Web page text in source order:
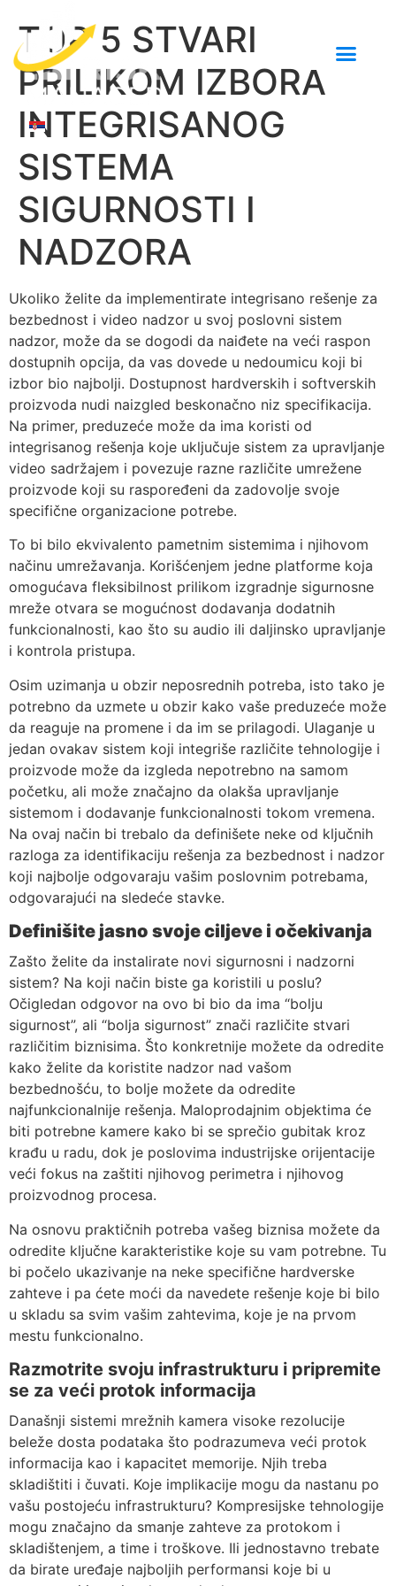
TOP 5 STVARI
PRILIKOM IZBORA
INTEGRISANOG
SISTEMA
SIGURNOSTI I
NADZORA
Ukoliko želite da implementirate integrisano rešenje za
bezbednost i video nadzor u svoj poslovni sistem
nadzor, može da se dogodi da naiđete na veći raspon
dostupnih opcija, da vas dovede u nedoumicu koji bi
izbor bio najbolji. Dostupnost hardverskih i softverskih
proizvoda nudi naizgled beskonačno niz specifikacija.
Na primer, preduzeće može da ima koristi od
integrisanog rešenja koje uključuje sistem za upravljanje
video sadržajem i povezuje razne različite umrežene
proizvode koji su raspoređeni da zadovolje svoje
specifične organizacione potrebe.
To bi bilo ekvivalento pametnim sistemima i njihovom
načinu umrežavanja. Korišćenjem jedne platforme koja
omogućava fleksibilnost prilikom izgradnje sigurnosne
mreže otvara se mogućnost dodavanja dodatnih
funkcionalnosti, kao što su audio ili daljinsko upravljanje
i kontrola pristupa.
Osim uzimanja u obzir neposrednih potreba, isto tako je
potrebno da uzmete u obzir kako vaše preduzeće može
da reaguje na promene i da im se prilagodi. Ulaganje u
jedan ovakav sistem koji integriše različite tehnologije i
proizvode može da izgleda nepotrebno na samom
početku, ali može značajno da olakša upravljanje
sistemom i dodavanje funkcionalnosti tokom vremena.
Na ovaj način bi trebalo da definišete neke od ključnih
razloga za identifikaciju rešenja za bezbednost i nadzor
koji najbolje odgovaraju vašim poslovnim potrebama,
odgovarajući na sledeće stavke.
Definišite jasno svoje ciljeve i očekivanja
Zašto želite da instalirate novi sigurnosni i nadzorni
sistem? Na koji način biste ga koristili u poslu?
Očigledan odgovor na ovo bi bio da ima “bolju
sigurnost”, ali “bolja sigurnost” znači različite stvari
različitim biznisima. Što konkretnije možete da odredite
kako želite da koristite nadzor nad vašom
bezbednošću, to bolje možete da odredite
najfunkcionalnije rešenja. Maloprodajnim objektima će
biti potrebne kamere kako bi se sprečio gubitak kroz
krađu u radu, dok je poslovima industrijske orijentacije
veći fokus na zaštiti njihovog perimetra i njihovog
proizvodnog procesa.
Na osnovu praktičnih potreba vašeg biznisa možete da
odredite ključne karakteristike koje su vam potrebne. Tu
bi počelo ukazivanje na neke specifične hardverske
zahteve i pa ćete moći da navedete rešenje koje bi bilo
u skladu sa svim vašim zahtevima, koje je na prvom
mestu funkcionalno.
Razmotrite svoju infrastrukturu i pripremite
se za veći protok informacija
Današnji sistemi mrežnih kamera visoke rezolucije
beleže dosta podataka što podrazumeva veći protok
informacija kao i kapacitet memorije. Njih treba
skladištiti i čuvati. Koje implikacije mogu da nastanu po
vašu postojeću infrastrukturu? Kompresijske tehnologije
mogu značajno da smanje zahteve za protokom i
skladištenjem, a time i troškove. Ili jednostavno trebate
da birate uređaje najboljih performansi koje bi u